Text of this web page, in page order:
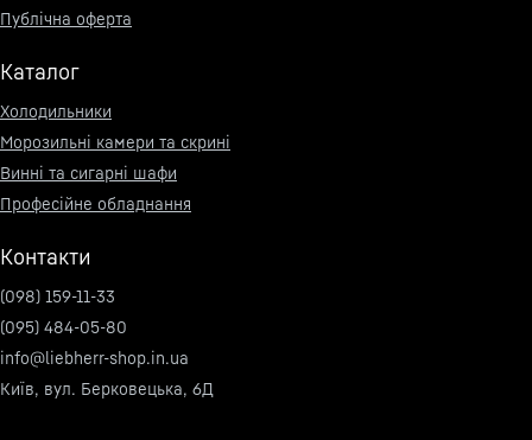
Публічна оферта
Каталог
Холодильники
Морозильні камери та скрині
Винні та сигарні шафи
Професійне обладнання
Контакти
(098) 159-11-33
(095) 484-05-80
info@liebherr-shop.in.ua
Київ, вул. Берковецька, 6Д